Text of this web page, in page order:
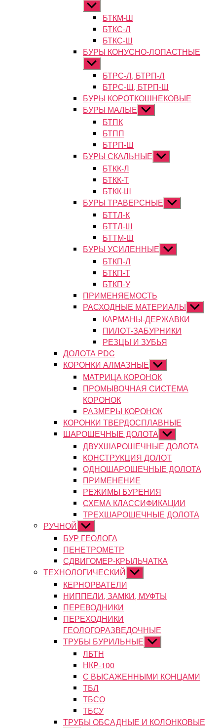
Показывать
подменюБТКМ-Ш
БТКС-Л
БТКС-Ш
БУРЫ КОНУСНО-ЛОПАСТНЫЕ
Показывать
подменюБТРС-Л, БТРП-Л
БТРС-Ш, БТРП-Ш
БУРЫ КОРОТКОШНЕКОВЫЕ
БУРЫ МАЛЫЕ Показывать
подменю
БТПК
БТПП
БТРП-Ш
БУРЫ СКАЛЬНЫЕ Показывать
подменю
БТКК-Л
БТКК-Т
БТКК-Ш
БУРЫ ТРАВЕРСНЫЕ Показывать
подменю
БТТЛ-К
БТТЛ-Ш
БТТМ-Ш
БУРЫ УСИЛЕННЫЕ Показывать
подменю
БТКП-Л
БТКП-Т
БТКП-У
ПРИМЕНЯЕМОСТЬ
РАСХОДНЫЕ МАТЕРИАЛЫ
подменю
КАРМАНЫ-ДЕРЖАВКИ
ПИЛОТ-ЗАБУРНИКИ
РЕЗЦЫ И ЗУБЬЯ
ДОЛОТА PDC
КОРОНКИ АЛМАЗНЫЕ Показывать
подменю
МАТРИЦА КОРОНОК
ПРОМЫВОЧНАЯ СИСТЕМА
КОРОНОК
РАЗМЕРЫ КОРОНОК
КОРОНКИ ТВЕРДОСПЛАВНЫЕ
ШАРОШЕЧНЫЕ ДОЛОТА Показывать
подменю
ДВУХШАРОШЕЧНЫЕ ДОЛОТА
КОНСТРУКЦИЯ ДОЛОТ
ОДНОШАРОШЕЧНЫЕ ДОЛОТА
ПРИМЕНЕНИЕ
РЕЖИМЫ БУРЕНИЯ
СХЕМА КЛАССИФИКАЦИИ
ТРЕХШАРОШЕЧНЫЕ ДОЛОТА
РУЧНОЙ Показывать
подменю
БУР ГЕОЛОГА
ПЕНЕТРОМЕТР
СДВИГОМЕР-КРЫЛЬЧАТКА
ТЕХНОЛОГИЧЕСКИЙ Показывать
подменю
КЕРНОРВАТЕЛИ
НИППЕЛИ, ЗАМКИ, МУФТЫ
ПЕРЕВОДНИКИ
ПЕРЕХОДНИКИ
ГЕОЛОГОРАЗВЕДОЧНЫЕ
ТРУБЫ БУРИЛЬНЫЕ Показывать
подменю
ЛБТН
НКР-100
С ВЫСАЖЕННЫМИ КОНЦАМИ
ТБЛ
ТБСО
ТБСУ
ТРУБЫ ОБСАДНЫЕ И КОЛОНКОВЫЕ